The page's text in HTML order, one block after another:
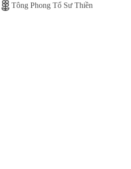
Tông Phong Tổ Sư Thiền